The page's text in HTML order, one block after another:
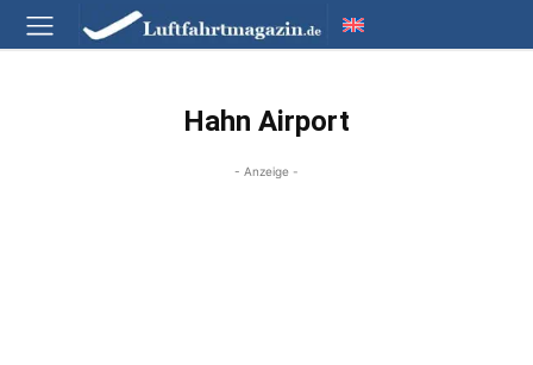
Hahn Airport
- Anzeige -